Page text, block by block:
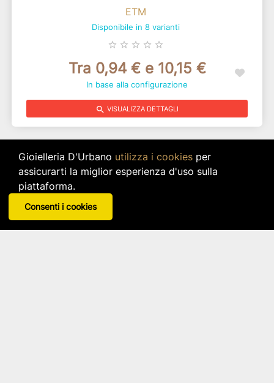
ETM
Disponibile in 8 varianti
star_border star_border star_border star_border star_border
Tra 0,94 € e 10,15 €
In base alla configurazione
search VISUALIZZA DETTAGLI
Gioielleria D'Urbano utilizza i cookiesper
assicurarti la miglior esperienza d'uso sulla
piattaforma.
Consenti i cookies